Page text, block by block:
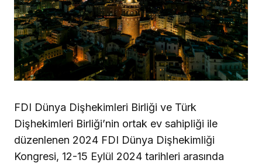
FDI Dünya Dişhekimleri Birliği ve Türk
Dişhekimleri Birliği’nin ortak ev sahipliği ile
düzenlenen 2024 FDI Dünya Dişhekimliği
Kongresi, 12-15 Eylül 2024 tarihleri ​​arasında